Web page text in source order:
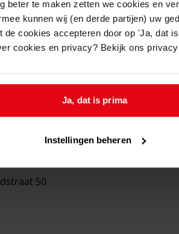
beter te maken zetten we cookies en
kunnen wij (en derde partijen) uw
de cookies accepteren door op 'Ja, dat
cookies en privacy? Bekijk ons
Ja, dat is prima
Instellingen beheren
1988-1989
50